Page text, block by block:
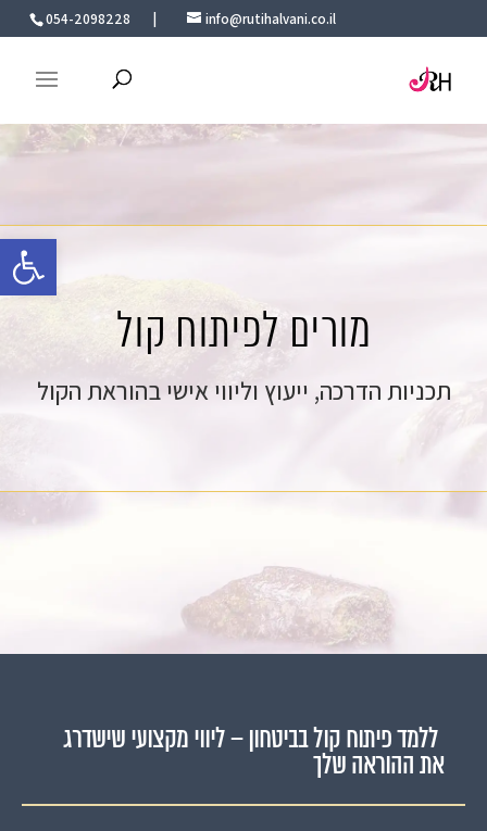
פתח
054-2098228 info@rutihalvani.co.il
מורים לפיתוח קול
תכניות הדרכה, ייעוץ וליווי אישי בהוראת הקול
ללמד פיתוח קול בביטחון – ליווי מקצועי שישדרג
את ההוראה שלך